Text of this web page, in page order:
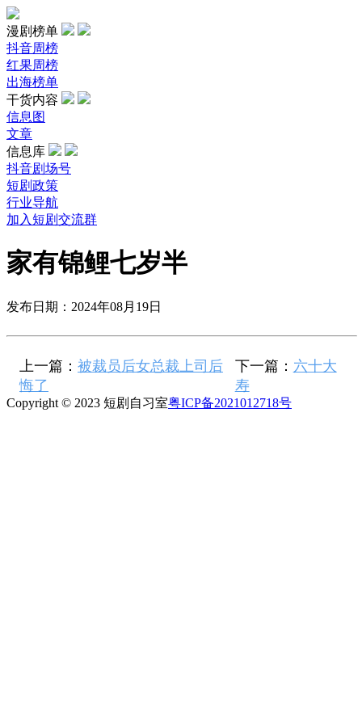
漫剧榜单
抖音周榜
红果周榜
出海榜单
干货内容
信息图
文章
信息库
抖音剧场号
短剧政策
行业导航
加入短剧交流群
家有锦鲤七岁半
发布日期：2024年08月19日
上一篇： 被裁员后女总裁上司后
悔了
下一篇： 六十大
寿
Copyright © 2023 短剧自习室粤ICP备2021012718号